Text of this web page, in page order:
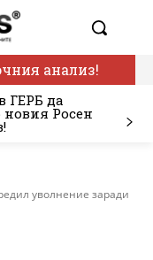
анализ!
ГЕРБ да
Росен
уволнение заради